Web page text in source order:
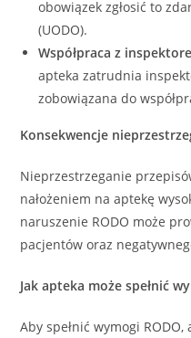
obowiązek zgłosić to
(UODO).
Współpraca z
apteka zatrudnia
zobowiązana do
Konsekwencje
Nieprzestrzeganie
nałożeniem na aptekę
naruszenie RODO może
pacjentów oraz
Jak apteka może spełnić
Aby spełnić wymogi